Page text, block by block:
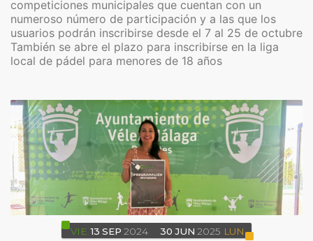
competiciones municipales que cuentan con un
numeroso número de participación y a las que los
usuarios podrán inscribirse desde el 7 al 25 de octubre
También se abre el plazo para inscribirse en la liga
local de pádel para menores de 18 años
VIE 13 SEP 2024 30 JUN 2025 LUN